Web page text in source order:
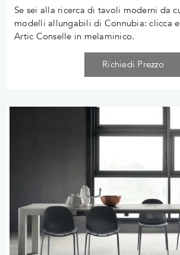
Se sei alla ricerca di tavoli moderni da
modelli allungabili di Connubia: clicca
Artic Conselle in melaminico.
Richiedi Prezzo